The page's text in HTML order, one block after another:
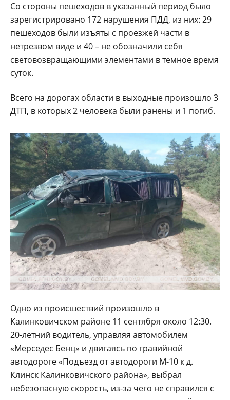
Со стороны пешеходов в указанный период было
зарегистрировано 172 нарушения ПДД, из них: 29
пешеходов были изъяты с проезжей части в
нетрезвом виде и 40 – не обозначили себя
световозвращающими элементами в темное время
суток.
Всего на дорогах области в выходные произошло 3
ДТП, в которых 2 человека были ранены и 1 погиб.
Одно из происшествий произошло в
Калинковичском районе 11 сентября около 12:30.
20-летний водитель, управляя автомобилем
«Мерседес Бенц» и двигаясь по гравийной
автодороге «Подъезд от автодороги М-10 к д.
Клинск Калинковичского района», выбрал
небезопасную скорость, из-за чего не справился с